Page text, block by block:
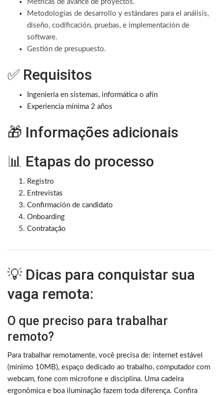
Métricas de avance de proyectos.
Metodologías de desarrollo y estándares para el análisis,
diseño, codificación, pruebas, e implementación de
software.
Gestión de presupuesto.
✅ Requisitos
Ingeniería en sistemas, informática o afín
Experiencia mínima 2 años
🎁 Informações adicionais
📊 Etapas do processo
Registro
Entrevistas
Confirmación de candidato
Onboarding
Contratação
💡 Dicas para conquistar sua
vaga remota:
O que preciso para trabalhar
remoto?
Para trabalhar remotamente, você precisa de: internet estável
(mínimo 10MB), espaço dedicado ao trabalho, computador com
webcam, fone com microfone e disciplina. Uma cadeira
ergonômica e boa iluminação fazem toda diferença. Confira